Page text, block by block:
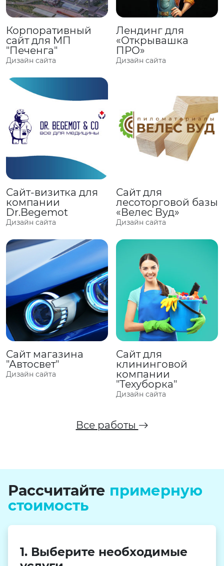
Корпоративный
сайт для МП
"Печенга"
Дизайн сайта
Лендинг для
«Открывашка
ПРО»
Дизайн сайта
Сайт-визитка для
компании
Dr.Begemot
Дизайн сайта
Сайт для
лесоторговой базы
«Велес Вуд»
Дизайн сайта
Сайт магазина
"Автосвет"
Дизайн сайта
Сайт для
клининговой
компании
"Техуборка"
Дизайн сайта
Все работы
Рассчитайте примерную
стоимость
1. Выберите необходимые